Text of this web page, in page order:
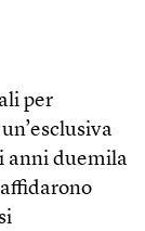
per
anni duemila